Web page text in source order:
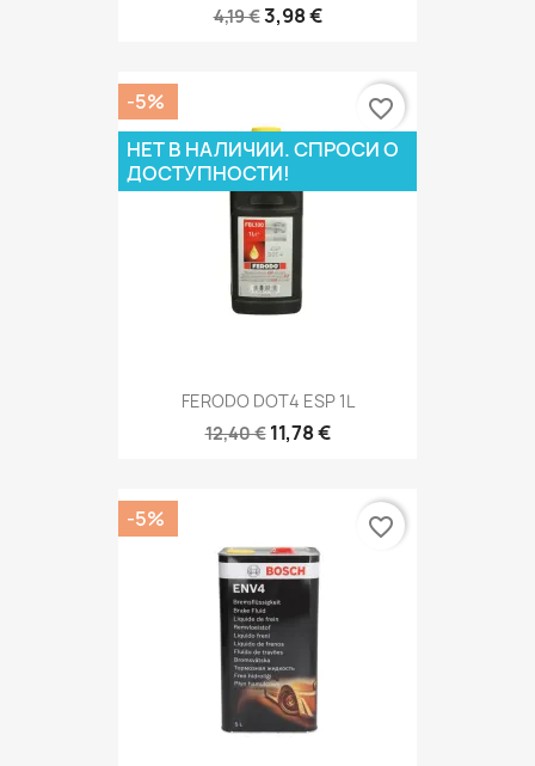
4,19 €3,98 €
FERODO DOT4 ESP 1L
12,40 € 11,78 €
-5%
НЕТ В НАЛИЧИИ. СПРОСИ О
ДОСТУПНОСТИ!
favorite_border
-5% favorite_border